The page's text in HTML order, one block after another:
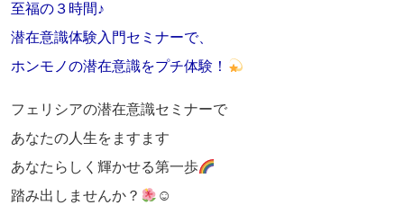
至福の３時間♪
潜在意識体験入門セミナーで、
ホンモノの潜在意識をプチ体験！
フェリシアの潜在意識セミナーで
あなたの人生をますます
あなたらしく輝かせる第一歩
踏み出しませんか？
☺